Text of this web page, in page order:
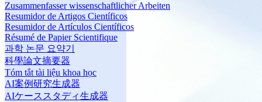
Zusammenfasser wissenschaftlicher Arbeiten
Resumidor de Artigos Científicos
Resumidor de Artículos Científicos
Résumé de Papier Scientifique
과학 논문 요약기
科學論文摘要器
Tóm tắt tài liệu khoa học
AI案例研究生成器
AIケーススタディ生成器